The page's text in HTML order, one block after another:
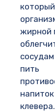
жирной
пить